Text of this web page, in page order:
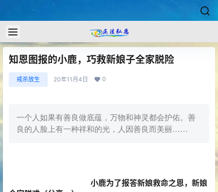
知恩图报的小鹿，巧救新娘子全家脱险
戒杀放生 20年11月4日 0
一个人如果有善良做底蕴，万物和神灵都会护佑。善
良的人脸上有一种祥和的光，人因善良而美丽……
小鹿为了报答新娘救命之恩，新娘